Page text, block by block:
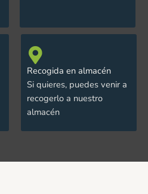
Recogida en almacén
Si quieres, puedes venir a
recogerlo a nuestro
almacén